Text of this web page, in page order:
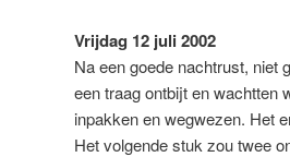
Vrijdag 12 juli 2002
Na een goede nachtrust, niet
een traag ontbijt en wachtten
inpakken en wegwezen. Het
Het volgende stuk zou twee